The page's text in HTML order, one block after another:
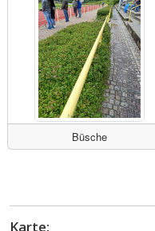
Büsche
Karte: